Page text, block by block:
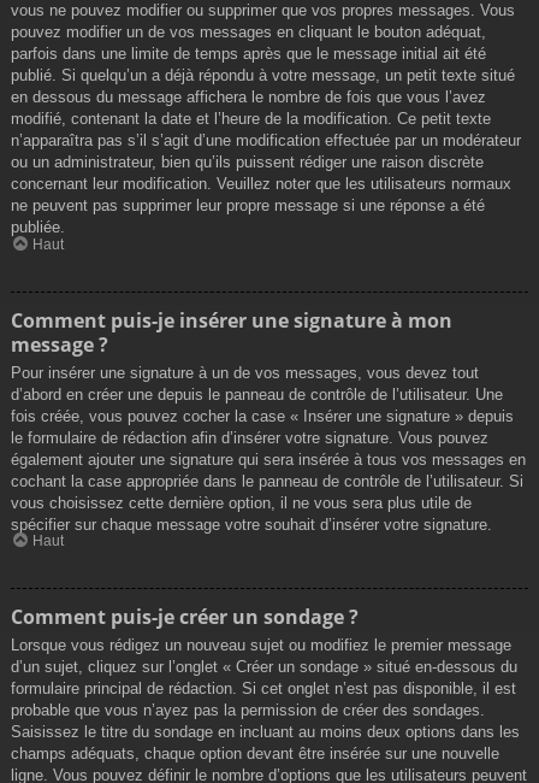
vous ne pouvez modifier ou supprimer que vos propres messages. Vous
pouvez modifier un de vos messages en cliquant le bouton adéquat,
parfois dans une limite de temps après que le message initial ait été
publié. Si quelqu’un a déjà répondu à votre message, un petit texte situé
en dessous du message affichera le nombre de fois que vous l’avez
modifié, contenant la date et l’heure de la modification. Ce petit texte
n’apparaîtra pas s’il s’agit d’une modification effectuée par un modérateur
ou un administrateur, bien qu’ils puissent rédiger une raison discrète
concernant leur modification. Veuillez noter que les utilisateurs normaux
ne peuvent pas supprimer leur propre message si une réponse a été
publiée.
Haut
Comment puis-je insérer une signature à mon
message ?
Pour insérer une signature à un de vos messages, vous devez tout
d’abord en créer une depuis le panneau de contrôle de l’utilisateur. Une
fois créée, vous pouvez cocher la case « Insérer une signature » depuis
le formulaire de rédaction afin d’insérer votre signature. Vous pouvez
également ajouter une signature qui sera insérée à tous vos messages en
cochant la case appropriée dans le panneau de contrôle de l’utilisateur. Si
vous choisissez cette dernière option, il ne vous sera plus utile de
spécifier sur chaque message votre souhait d’insérer votre signature.
Haut
Comment puis-je créer un sondage ?
Lorsque vous rédigez un nouveau sujet ou modifiez le premier message
d’un sujet, cliquez sur l’onglet « Créer un sondage » situé en-dessous du
formulaire principal de rédaction. Si cet onglet n’est pas disponible, il est
probable que vous n’ayez pas la permission de créer des sondages.
Saisissez le titre du sondage en incluant au moins deux options dans les
champs adéquats, chaque option devant être insérée sur une nouvelle
ligne. Vous pouvez définir le nombre d’options que les utilisateurs peuvent